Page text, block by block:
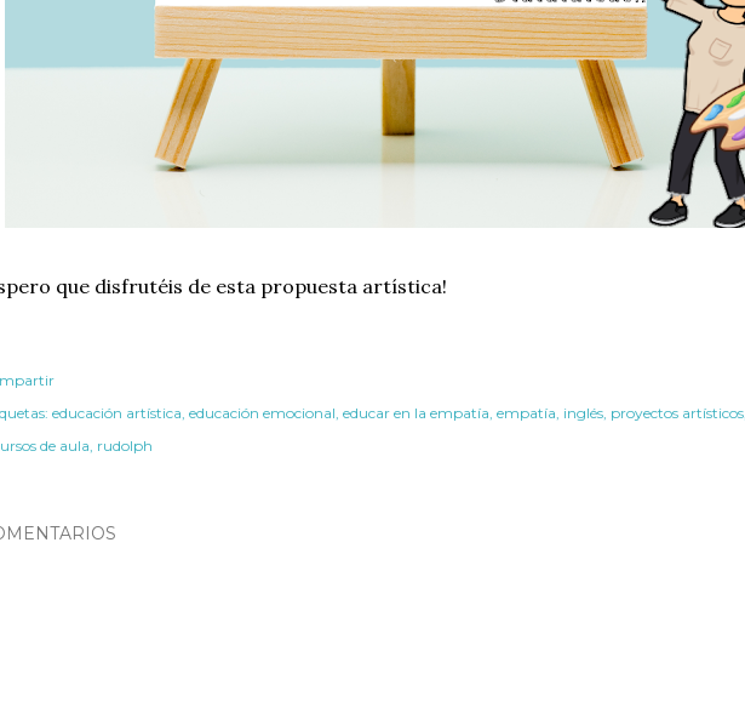
que disfrutéis de esta propuesta artística!
educación artística educación emocional educar en la empatía empatía inglés proyectos artísticos
de aula rudolph